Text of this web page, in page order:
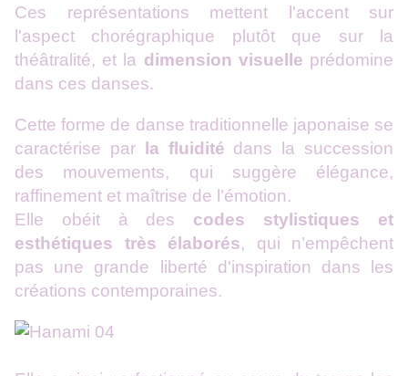
Ces représentations mettent l'accent sur
l'aspect chorégraphique plutôt que sur la
théâtralité, et la dimension visuelle prédomine
dans ces danses.
Cette forme de danse traditionnelle japonaise se
caractérise par
la fluidité dans la succession
des mouvements, qui suggère élégance,
raffinement et maîtrise de l’émotion.
Elle obéit à des codes stylistiques et
esthétiques très élaborés, qui n’empêchent
pas une grande liberté d'inspiration dans les
créations contemporaines.